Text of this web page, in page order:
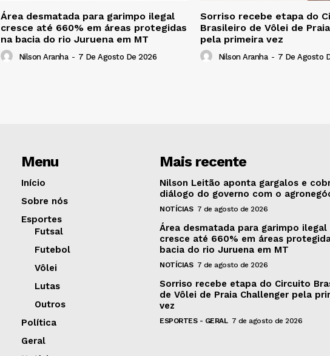
Área desmatada para garimpo ilegal
cresce até 660% em áreas protegidas
na bacia do rio Juruena em MT
Nilson Aranha - 7 De Agosto De 2026
Sorriso recebe etapa do
Brasileiro de Vôlei de
pela primeira vez
Nilson Aranha - 7 De Agosto
Menu
Início
Sobre nós
Esportes
Futsal
Futebol
Vôlei
Lutas
Outros
Política
Geral
Mais recente
Nilson Leitão aponta gargalos e
diálogo do governo com o
NOTÍCIAS 7 de agosto de 2026
Área desmatada para garimpo ilegal
cresce até 660% em áreas
bacia do rio Juruena em MT
NOTÍCIAS 7 de agosto de 2026
Sorriso recebe etapa do Circuito
de Vôlei de Praia Challenger pela
vez
ESPORTES - GERAL 7 de agosto de 2026